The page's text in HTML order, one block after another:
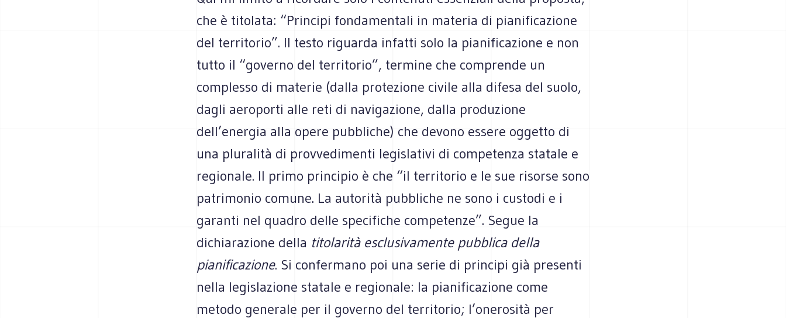
che è titolata: “Principi fondamentali in materia di pianificazione
del territorio”. Il testo riguarda infatti solo la pianificazione e non
tutto il “governo del territorio”, termine che comprende un
complesso di materie (dalla protezione civile alla difesa del suolo,
dagli aeroporti alle reti di navigazione, dalla produzione
dell’energia alla opere pubbliche) che devono essere oggetto di
una pluralità di provvedimenti legislativi di competenza statale e
regionale. Il primo principio è che “il territorio e le sue risorse sono
patrimonio comune. La autorità pubbliche ne sono i custodi e i
garanti nel quadro delle specifiche competenze”. Segue la
dichiarazione della titolarità esclusivamente pubblica della
pianificazione. Si confermano poi una serie di principi già presenti
nella legislazione statale e regionale: la pianificazione come
metodo generale per il governo del territorio; l’onerosità per